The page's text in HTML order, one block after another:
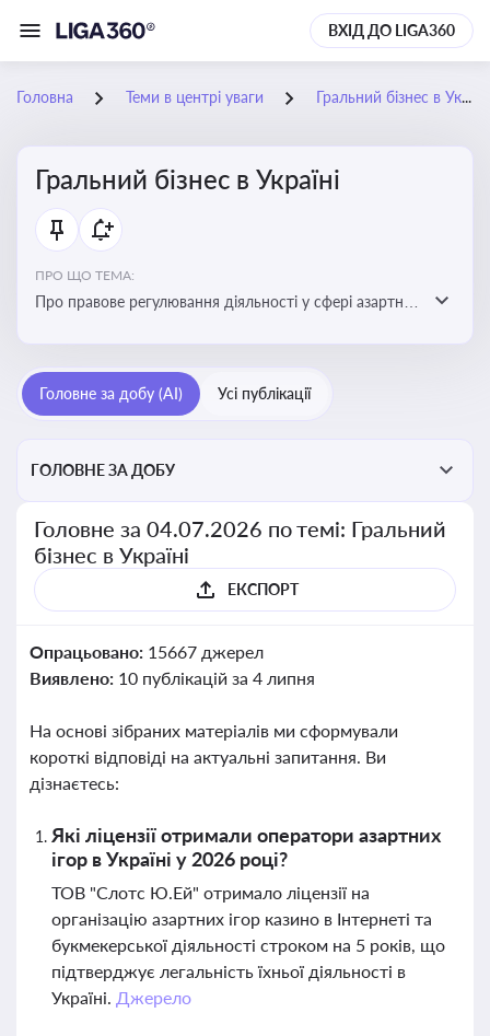
ВХІД ДО LIGA360
Головна Теми в центрі уваги Гральний бізнес в Україні
Гральний бізнес в Україні
ПРО ЩО ТЕМА:
Про правове регулювання діяльності у сфері азартних
реальні кейси
Головне за добу (AI) Усі публікації
ГОЛОВНЕ ЗА ДОБУ
Головне за 04.07.2026 по темі: Гральний
бізнес в Україні
ЕКСПОРТ
Опрацьовано: 15667 джерел
Виявлено: 10 публікацій за 4 липня
На основі зібраних матеріалів ми сформували
короткі відповіді на актуальні запитання. Ви
дізнаєтесь:
Які ліцензії отримали оператори азартних
ігор в Україні у 2026 році?
ТОВ "Слотс Ю.Ей" отримало ліцензії на
організацію азартних ігор казино в Інтернеті та
букмекерської діяльності строком на 5 років, що
підтверджує легальність їхньої діяльності в
Україні. Джерело